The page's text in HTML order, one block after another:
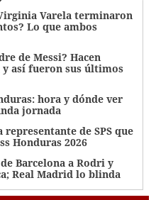
Varela terminaron
Lo que ambos
de Messi? Hacen
así fueron sus últimos
hora y dónde ver
jornada
de SPS que
Honduras 2026
Barcelona a Rodri y
Real Madrid lo blinda